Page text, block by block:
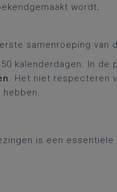
wordt;
samenroeping van
kalenderdagen. In de
. Het niet respecteren
is een